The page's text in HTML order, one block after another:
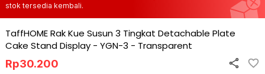
stok tersedia kembali.
TaffHOME Rak Kue Susun 3 Tingkat Detachable Plate
Cake Stand Display - YGN-3 - Transparent
Rp30.200